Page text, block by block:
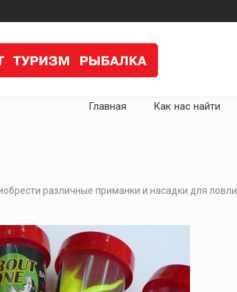
Главная Как нас найти
различные приманки и насадки для ловли